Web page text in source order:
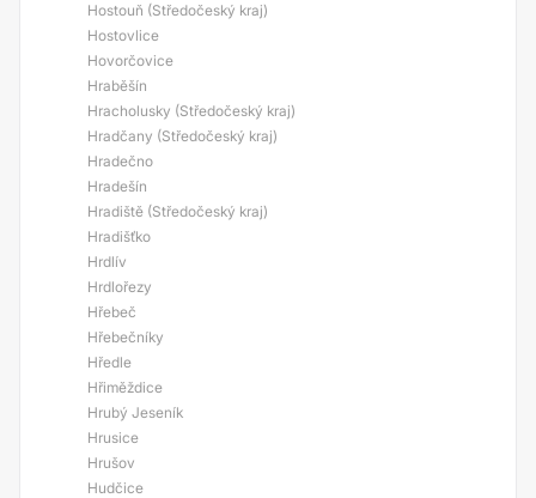
Hostouň (Středočeský kraj)
Hostovlice
Hovorčovice
Hraběšín
Hracholusky (Středočeský kraj)
Hradčany (Středočeský kraj)
Hradečno
Hradešín
Hradiště (Středočeský kraj)
Hradišťko
Hrdlív
Hrdlořezy
Hřebeč
Hřebečníky
Hředle
Hřiměždice
Hrubý Jeseník
Hrusice
Hrušov
Hudčice